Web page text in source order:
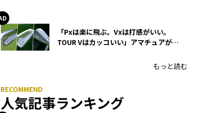
「Pxは楽に飛ぶ。Vxは打感がいい。
TOUR Vはカッコいい」アマチュアが選
もっと読む
人気記事ランキング